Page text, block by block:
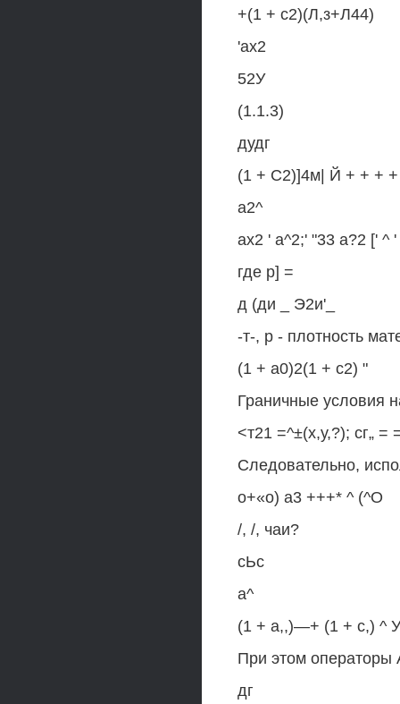
+(1 + с2)(Л,з+Л44)
'ах2
52У
(1.1.3)
дудг
(1 + С2)]4м| Й + + +
а2^
ах2 ' а^2;' "33 а?2 [' ^
где р] =
д (ди _ Э2и'_
-т-, р - плотность
(1 + а0)2(1 + с2) "
Граничные условия
<т21 =^±(х,у,?); сг„
Следовательно,
о+«о) а3 +++* ^ (^О
/, /, чаи?
сЬс
а^
(1 + а,,)—+ (1 + с,) ^
При этом операторы
дг